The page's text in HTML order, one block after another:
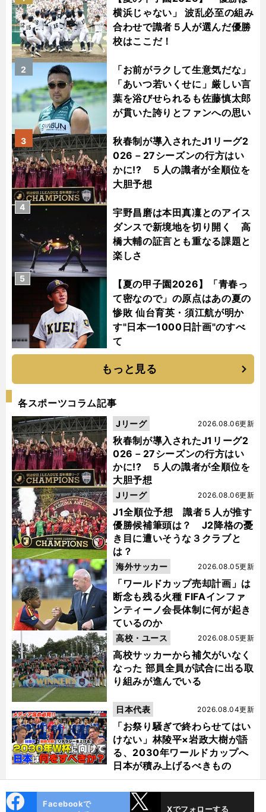
横浜じゃない」 波乱必至の組み
合わせで識者５人が選んだ優勝
校はここだ！
「お前がラクして生意気だな」
「あいつ若いくせに」厳しい言
葉を浴びせられるも佐藤慎太郎
が貫いた誇りとファンへの思い
2
秋春制が導入されたJ1リーグ2
026－27シーズンの行方はい
かに!? ５人の識者が全順位を
大胆予想
3
宇野昌磨は本田真凜とのアイス
ダンスで新境地を切り開く 高
橋大輔の証言とも重なる課題と
楽しさ
4
【夏の甲子園2026】「青春っ
て密なので」の原点はあの夏の
惨敗 仙台育英・須江航が明か
す"日本一1000日計画"のすべ
て
5
もっと見る
各スポーツコラム記事
秋春制が導入されたJ1リーグ2
026－27シーズンの行方はい
かに!? ５人の識者が全順位を
大胆予想
2026.08.06更新
Jリーグ
J1全順位予想 識者５人が推す
優勝候補筆頭は？ J2降格の憂
き目に遭いそうな３クラブと
は？
2026.08.06更新
Jリーグ
「ワールドカップ売却計画」は
断念も残る火種 FIFAインファ
ンティーノ会長体制に何が起き
ているのか
2026.08.05更新
海外サッカー
高校サッカーから補欠がいなく
なった 部員全員が試合に出る取
り組みが進んでいる
2026.08.05更新
高校・ユース
「お祭り騒ぎで終わらせてはい
けない」林陵平×岩政大樹が語
る、2030年ワールドカップへ
日本が積み上げるべきもの
2026.08.04更新
日本代表
Facebookで
Xでフォローする